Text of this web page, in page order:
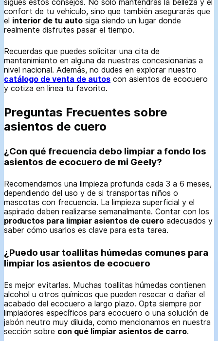
sigues estos consejos. No solo mantendrás la belleza y el
confort de tu vehículo, sino que también asegurarás que
el interior de tu auto siga siendo un lugar donde
realmente disfrutes pasar el tiempo.
Recuerdas que puedes solicitar una cita de
mantenimiento en alguna de nuestras concesionarias a
nivel nacional. Además, no dudes en explorar nuestro
catálogo de venta de autos con asientos de ecocuero
y cotiza en línea tu favorito.
Preguntas Frecuentes sobre
asientos de cuero
¿Con qué frecuencia debo limpiar a fondo los
asientos de ecocuero de mi Geely?
Recomendamos una limpieza profunda cada 3 a 6 meses,
dependiendo del uso y de si transportas niños o
mascotas con frecuencia. La limpieza superficial y el
aspirado deben realizarse semanalmente. Contar con los
productos para limpiar asientos de cuero adecuados y
saber cómo usarlos es clave para esta tarea.
¿Puedo usar toallitas húmedas comunes para
limpiar los asientos de ecocuero
Es mejor evitarlas. Muchas toallitas húmedas contienen
alcohol u otros químicos que pueden resecar o dañar el
acabado del ecocuero a largo plazo. Opta siempre por
limpiadores específicos para ecocuero o una solución de
jabón neutro muy diluida, como mencionamos en nuestra
sección sobre con qué limpiar asientos de carro.